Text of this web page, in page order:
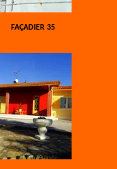
FAÇADIER 35